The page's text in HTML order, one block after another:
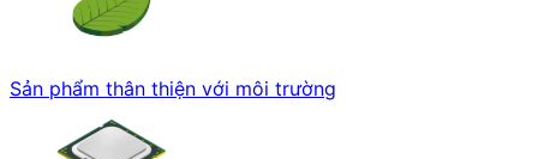
Sản phẩm thân thiện với môi trường